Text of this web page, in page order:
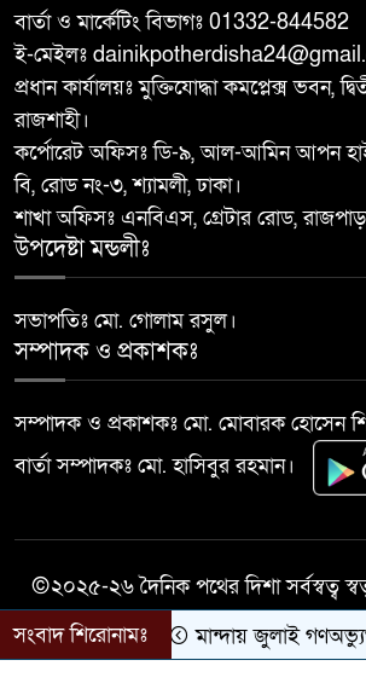
আত্রাইয়ে ২০ লাখ
চুরি
৯
বাঘা পৌরসভার
প্রকল্পের
সদস্য আবু সাঈদ
১০
বার্তা ও মার্কেটিং বিভাগঃ 01332-844582
ই-মেইলঃ
প্রধান কার্যালয়ঃ মুক্তিযোদ্ধা কমপ্লেক্স ভবন,
রাজশাহী।
কর্পোরেট অফিসঃ ডি-৯, আল-আমিন আপন
বি, রোড নং-৩, শ্যামলী, ঢাকা।
শাখা অফিসঃ এনবিএস, গ্রেটার রোড,
উপদেষ্টা মন্ডলীঃ
সভাপতিঃ মো. গোলাম রসুল।
সম্পাদক ও প্রকাশকঃ
সম্পাদক ও প্রকাশকঃ মো. মোবারক হোসেন
বার্তা সম্পাদকঃ মো. হাসিবুর রহমান।
©২০২৫-২৬ দৈনিক পথের দিশা সর্বস্বত্ব
সকল কারিগরী সহযোগিতায়ঃ
সংবাদ শিরোনামঃ মান্দায় জুলাই